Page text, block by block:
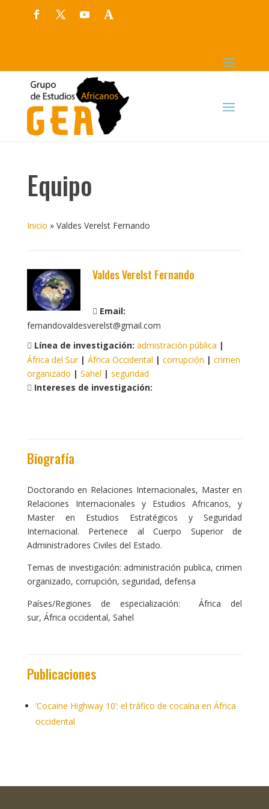
Equipo
Inicio » Valdes Verelst Fernando
Valdes Verelst Fernando
Email:
fernandovaldesverelst@gmail.com
Línea de investigación: admistración pública |
África del Sur| África Occidental | corrupción | crimen
organizado | Sahel | seguridad
Intereses de investigación:
Biografía
Doctorando en Relaciones Internacionales, Master en
Relaciones Internacionales y Estudios Africanos, y
Master en Estudios Estratégicos y Seguridad
Internacional. Pertenece al Cuerpo Superior de
Administradores Civiles del Estado.
Temas de investigación: administración publica, crimen
organizado, corrupción, seguridad, defensa
Países/Regiones de especialización: África del
sur, África occidental, Sahel
Publicaciones
‘Cocaine Highway 10’: el tráfico de cocaína en África
occidental